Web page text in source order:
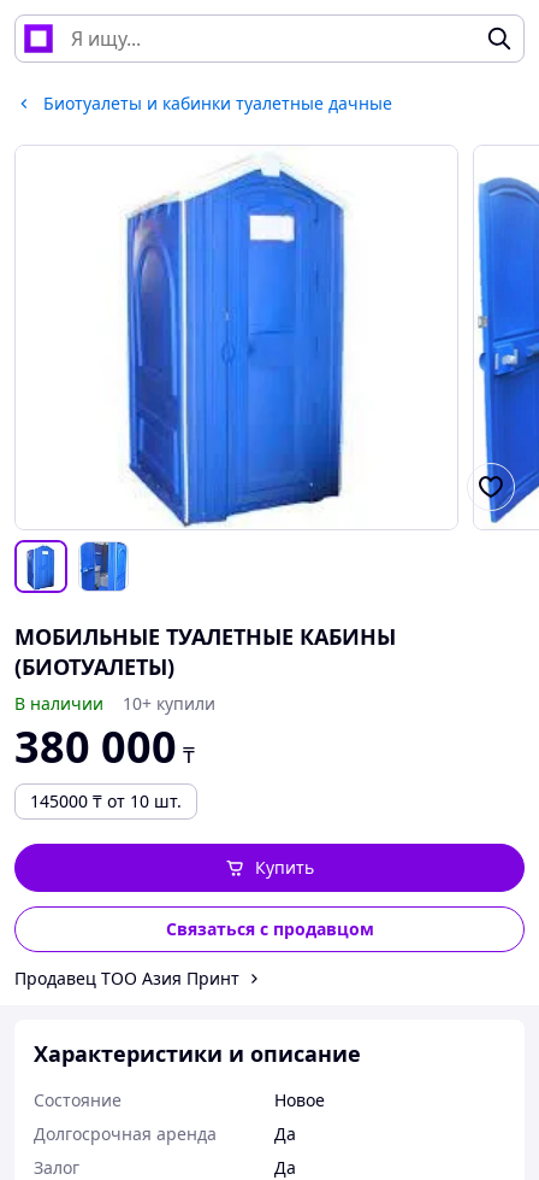
Биотуалеты и кабинки туалетные дачные
МОБИЛЬНЫЕ ТУАЛЕТНЫЕ КАБИНЫ
(БИОТУАЛЕТЫ)
В наличии 10+ купили
380 000 ₸
145000 ₸ от 10 шт.
Купить
Связаться с продавцом
Продавец ТОО Азия Принт
Характеристики и описание
Состояние
Новое
Долгосрочная аренда
Да
Залог
Да